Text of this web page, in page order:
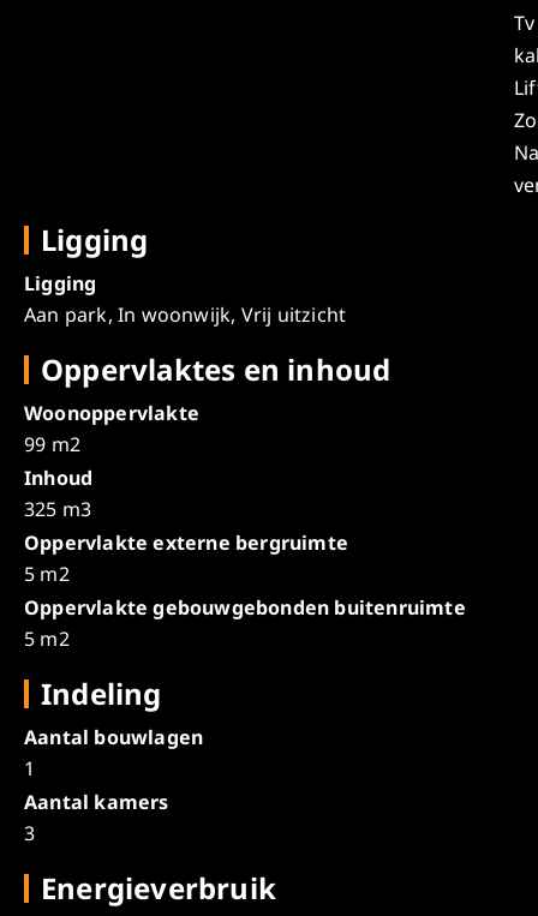
Tv
Ligging
Ligging
Aan park, In woonwijk, Vrij uitzicht
Oppervlaktes en inhoud
Woonoppervlakte
99 m2
Inhoud
325 m3
Oppervlakte externe bergruimte
5 m2
Oppervlakte gebouwgebonden buitenruimte
5 m2
Indeling
Aantal bouwlagen
1
Aantal kamers
3
Energieverbruik